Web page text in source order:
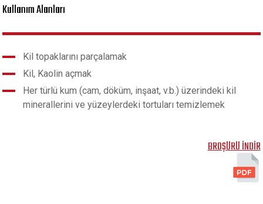
Kullanım Alanları
Kil topaklarını parçalamak
Kil, Kaolin açmak
Her türlü kum (cam, döküm, inşaat, v.b.) üzerindeki kil
minerallerini ve yüzeylerdeki tortuları temizlemek
BROŞÜRÜ İNDİR